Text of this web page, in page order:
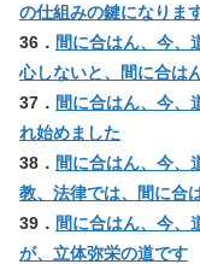
の仕組みの鍵になりま
36． 間に合はん、今
心しないと、間に合は
37． 間に合はん、今
れ始めました
38． 間に合はん、今
教、法律では、間に合
39． 間に合はん、今
が、立体弥栄の道です